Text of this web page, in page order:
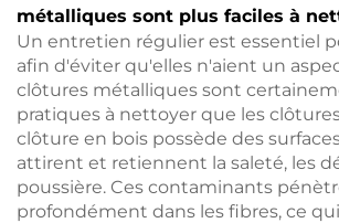
métalliques sont plus faciles à
Un entretien régulier est essentiel
afin d'éviter qu'elles n'aient un
clôtures métalliques sont
pratiques à nettoyer que les
clôture en bois possède des
attirent et retiennent la saleté, les
poussière. Ces contaminants
profondément dans les fibres, ce